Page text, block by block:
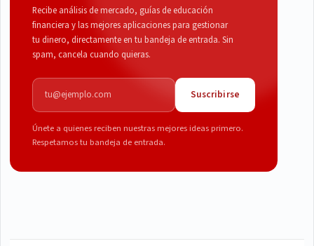
Recibe análisis de mercado, guías de educación
financiera y las mejores aplicaciones para gestionar
tu dinero, directamente en tu bandeja de entrada. Sin
spam, cancela cuando quieras.
Correo electrónico
Suscribirse
Únete a quienes reciben nuestras mejores ideas primero.
Respetamos tu bandeja de entrada.